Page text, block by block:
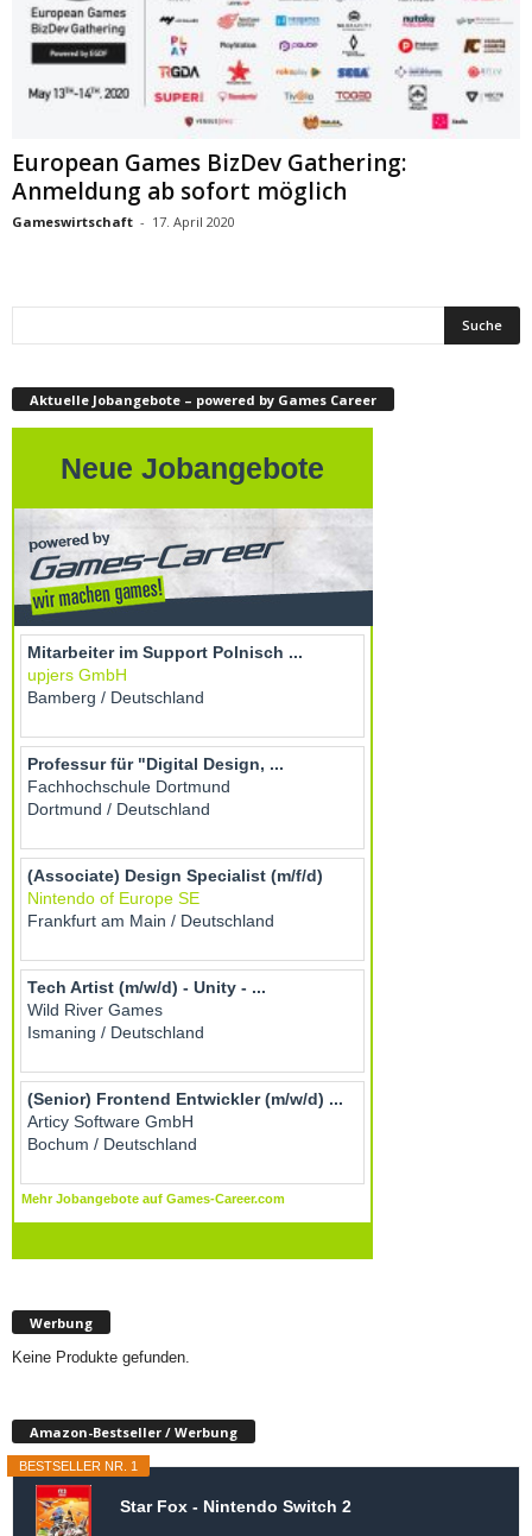
European Games BizDev Gathering:
Anmeldung ab sofort möglich
Gameswirtschaft - 17. April 2020
Aktuelle Jobangebote – powered by Games Career
Werbung
Keine Produkte gefunden.
Amazon-Bestseller / Werbung
BESTSELLER NR. 1
Star Fox - Nintendo Switch 2